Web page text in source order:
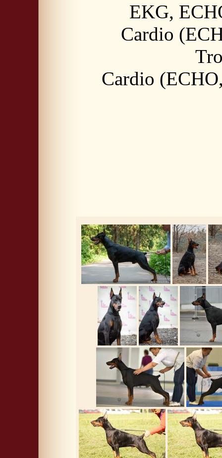
EKG,
Cardio
Cardio